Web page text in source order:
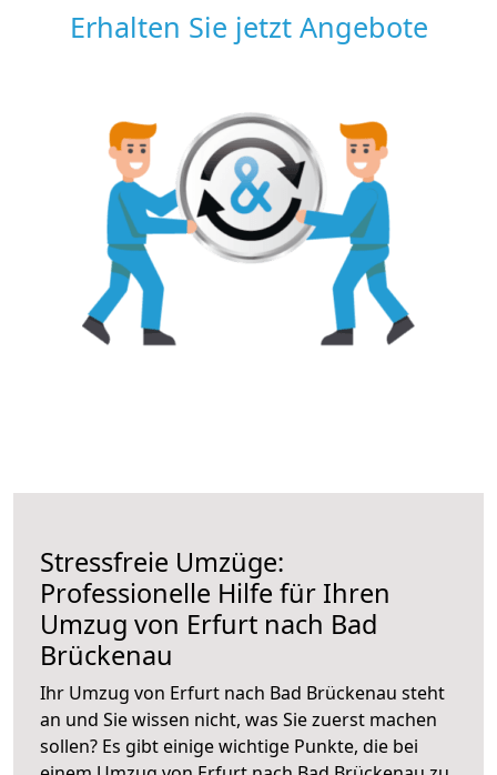
Erhalten Sie jetzt Angebote
Stressfreie Umzüge:
Professionelle Hilfe für Ihren
Umzug von Erfurt nach Bad
Brückenau
Ihr Umzug von Erfurt nach Bad Brückenau steht
an und Sie wissen nicht, was Sie zuerst machen
sollen? Es gibt einige wichtige Punkte, die bei